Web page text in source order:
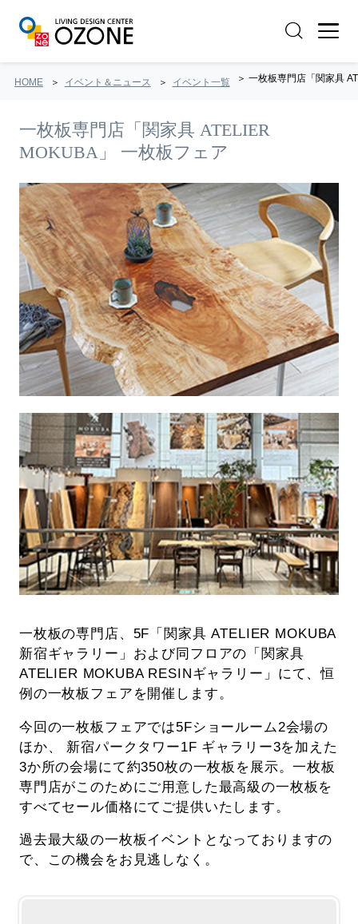
HOME イベント＆ニュース イベント一覧 一枚板専門店「関家具
一枚板専門店「関家具 ATELIER
MOKUBA」 一枚板フェア
一枚板の専門店、5F「関家具 ATELIER MOKUBA
新宿ギャラリー」および同フロアの「関家具
ATELIER MOKUBA RESINギャラリー」にて、恒
例の一枚板フェアを開催します。
今回の一枚板フェアでは5Fショールーム2会場の
ほか、 新宿パークタワー1F ギャラリー3を加えた
3か所の会場にて約350枚の一枚板を展示。一枚板
専門店がこのためにご用意した最高級の一枚板を
すべてセール価格にてご提供いたします。
過去最大級の一枚板イベントとなっておりますの
で、この機会をお見逃しなく。